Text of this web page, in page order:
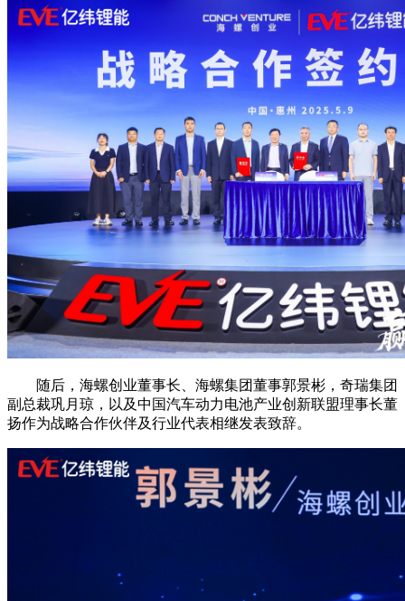
随后，海螺创业董事长、海螺集团董事郭景彬，奇瑞集团
副总裁巩月琼，以及中国汽车动力电池产业创新联盟理事长董
扬作为战略合作伙伴及行业代表相继发表致辞。